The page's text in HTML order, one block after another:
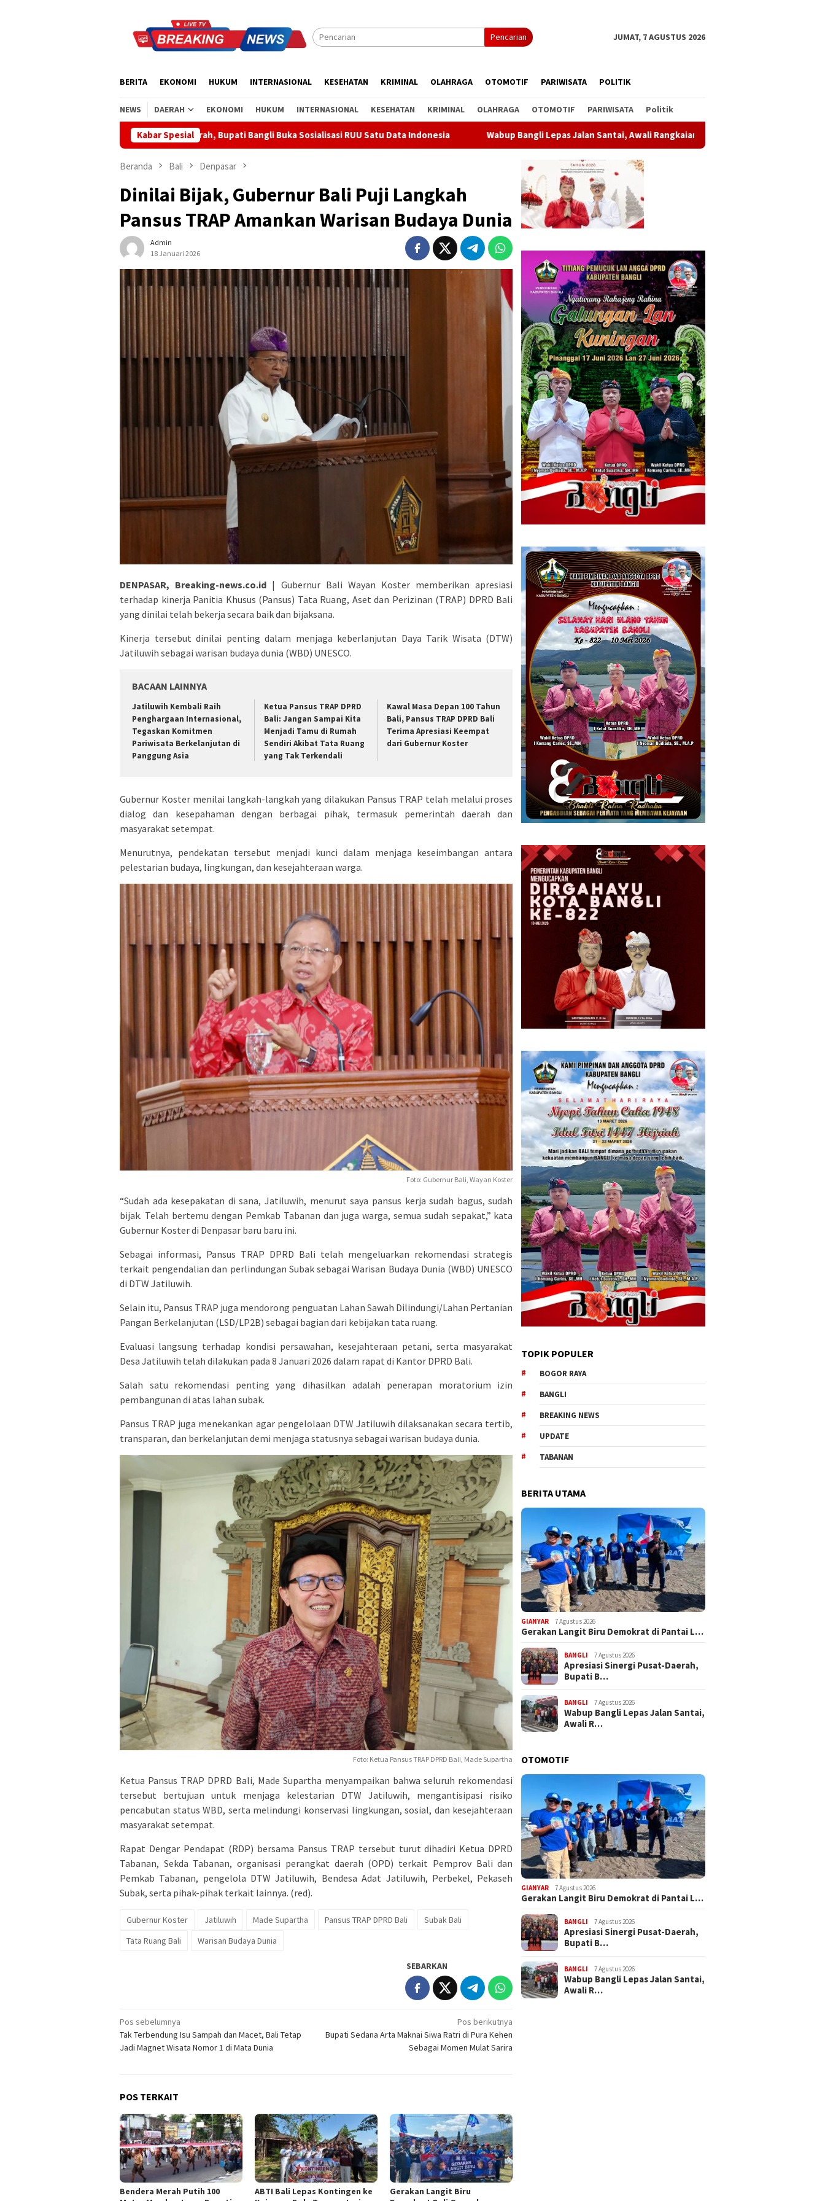
Pencarian JUMAT, 7 AGUSTUS 2026
BERITA EKONOMI HUKUM INTERNASIONAL KESEHATAN KRIMINAL OLAHRAGA OTOMOTIF PARIWISATA POLITIK
NEWS DAERAH EKONOMI HUKUM INTERNASIONAL KESEHATAN KRIMINAL OLAHRAGA OTOMOTIF PARIWISATA Politik
Kabar Spesial
Sinergi Pusat-Daerah, Bupati Bangli Buka Sosialisasi RUU Satu Data Indonesia Wabup Bangli Lepas Jalan Santai, Awali Rangkaian Peringatan HUT ke-81 Kemerdekaan RI
Beranda Bali Denpasar
Dinilai Bijak, Gubernur Bali Puji Langkah
Pansus TRAP Amankan Warisan Budaya Dunia
Admin
18 Januari 2026
DENPASAR, Breaking-news.co.id | Gubernur Bali Wayan Koster memberikan apresiasi
terhadap kinerja Panitia Khusus (Pansus) Tata Ruang, Aset dan Perizinan (TRAP) DPRD Bali
yang dinilai telah bekerja secara baik dan bijaksana.
Kinerja tersebut dinilai penting dalam menjaga keberlanjutan Daya Tarik Wisata (DTW)
Jatiluwih sebagai warisan budaya dunia (WBD) UNESCO.
BACAAN LAINNYA
Jatiluwih Kembali Raih
Penghargaan Internasional,
Tegaskan Komitmen
Pariwisata Berkelanjutan di
Panggung Asia
Ketua Pansus TRAP DPRD
Bali: Jangan Sampai Kita
Menjadi Tamu di Rumah
Sendiri Akibat Tata Ruang
yang Tak Terkendali
Kawal Masa Depan 100 Tahun
Bali, Pansus TRAP DPRD Bali
Terima Apresiasi Keempat
dari Gubernur Koster
Gubernur Koster menilai langkah-langkah yang dilakukan Pansus TRAP telah melalui proses
dialog dan kesepahaman dengan berbagai pihak, termasuk pemerintah daerah dan
masyarakat setempat.
Menurutnya, pendekatan tersebut menjadi kunci dalam menjaga keseimbangan antara
pelestarian budaya, lingkungan, dan kesejahteraan warga.
Foto: Gubernur Bali, Wayan Koster
“Sudah ada kesepakatan di sana, Jatiluwih, menurut saya pansus kerja sudah bagus, sudah
bijak. Telah bertemu dengan Pemkab Tabanan dan juga warga, semua sudah sepakat,” kata
Gubernur Koster di Denpasar baru baru ini.
Sebagai informasi, Pansus TRAP DPRD Bali telah mengeluarkan rekomendasi strategis
terkait pengendalian dan perlindungan Subak sebagai Warisan Budaya Dunia (WBD) UNESCO
di DTW Jatiluwih.
Selain itu, Pansus TRAP juga mendorong penguatan Lahan Sawah Dilindungi/Lahan Pertanian
Pangan Berkelanjutan (LSD/LP2B) sebagai bagian dari kebijakan tata ruang.
Evaluasi langsung terhadap kondisi persawahan, kesejahteraan petani, serta masyarakat
Desa Jatiluwih telah dilakukan pada 8 Januari 2026 dalam rapat di Kantor DPRD Bali.
Salah satu rekomendasi penting yang dihasilkan adalah penerapan moratorium izin
pembangunan di atas lahan subak.
Pansus TRAP juga menekankan agar pengelolaan DTW Jatiluwih dilaksanakan secara tertib,
transparan, dan berkelanjutan demi menjaga statusnya sebagai warisan budaya dunia.
Foto: Ketua Pansus TRAP DPRD Bali, Made Supartha
Ketua Pansus TRAP DPRD Bali, Made Supartha menyampaikan bahwa seluruh rekomendasi
tersebut bertujuan untuk menjaga kelestarian DTW Jatiluwih, mengantisipasi risiko
pencabutan status WBD, serta melindungi konservasi lingkungan, sosial, dan kesejahteraan
masyarakat setempat.
Rapat Dengar Pendapat (RDP) bersama Pansus TRAP tersebut turut dihadiri Ketua DPRD
Tabanan, Sekda Tabanan, organisasi perangkat daerah (OPD) terkait Pemprov Bali dan
Pemkab Tabanan, pengelola DTW Jatiluwih, Bendesa Adat Jatiluwih, Perbekel, Pekaseh
Subak, serta pihak-pihak terkait lainnya. (red).
Gubernur Koster Jatiluwih Made Supartha Pansus TRAP DPRD Bali
Subak Bali
Tata Ruang Bali
Warisan Budaya Dunia
SEBARKAN
Navigasi
pos
Pos sebelumnya
Tak Terbendung Isu Sampah dan Macet, Bali Tetap
Jadi Magnet Wisata Nomor 1 di Mata Dunia
Pos berikutnya
Bupati Sedana Arta Maknai Siwa Ratri di Pura Kehen
Sebagai Momen Mulat Sarira
POS TERKAIT
Bendera Merah Putih 100
ABTI Bali Lepas Kontingen ke
Gerakan Langit Biru
TOPIK POPULER
BOGOR RAYA
BANGLI
BREAKING NEWS
UPDATE
TABANAN
BERITA UTAMA
GIANYAR 7 Agustus 2026
Gerakan Langit Biru Demokrat di Pantai L…
BANGLI 7 Agustus 2026
Apresiasi Sinergi Pusat-Daerah,
Bupati B…
BANGLI 7 Agustus 2026
Wabup Bangli Lepas Jalan Santai,
Awali R…
OTOMOTIF
GIANYAR 7 Agustus 2026
Gerakan Langit Biru Demokrat di Pantai L…
BANGLI 7 Agustus 2026
Apresiasi Sinergi Pusat-Daerah,
Bupati B…
BANGLI 7 Agustus 2026
Wabup Bangli Lepas Jalan Santai,
Awali R…